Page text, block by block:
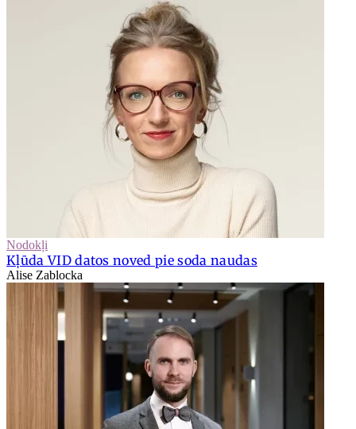
Nodokļi
Kļūda VID datos noved pie soda naudas
Alise Zablocka